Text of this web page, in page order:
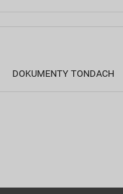
DOKUMENTY TONDACH